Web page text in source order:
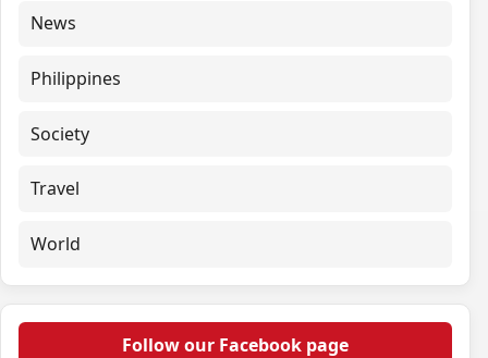
News
Philippines
Society
Travel
World
Follow our Facebook page